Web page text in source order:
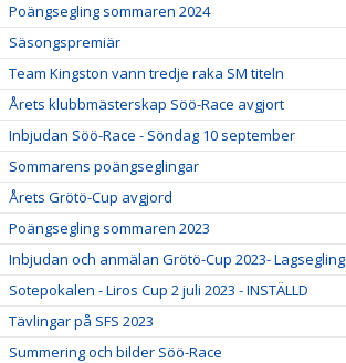
Poängsegling sommaren 2024
Säsongspremiär
Team Kingston vann tredje raka SM titeln
Årets klubbmästerskap Söö-Race avgjort
Inbjudan Söö-Race - Söndag 10 september
Sommarens poängseglingar
Årets Grötö-Cup avgjord
Poängsegling sommaren 2023
Inbjudan och anmälan Grötö-Cup 2023- Lagsegling
Sotepokalen - Liros Cup 2 juli 2023 - INSTÄLLD
Tävlingar på SFS 2023
Summering och bilder Söö-Race